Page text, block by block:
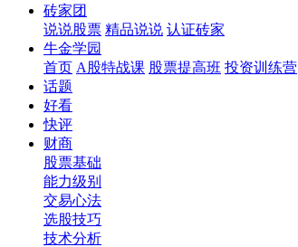
砖家团
说说股票 精品说说 认证砖家
牛金学园
首页 A股特战课 股票提高班 投资训练营
话题
好看
快评
财商
股票基础
能力级别
交易心法
选股技巧
技术分析